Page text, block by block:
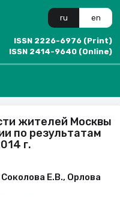
ru en
ISSN 2226-6976 (Print)
ISSN 2414-9640 (Online)
жителей Москвы
по результатам
г.
Е.В., Орлова